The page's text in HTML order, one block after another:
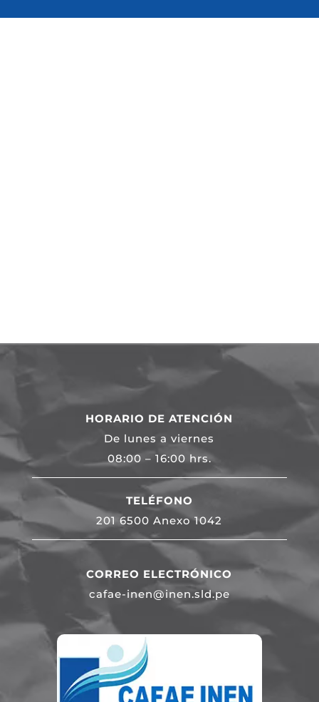
HORARIO DE ATENCIÓN
De lunes a viernes
08:00 – 16:00 hrs.
TELÉFONO
201 6500 Anexo 1042
CORREO ELECTRÓNICO
cafae-inen@inen.sld.pe